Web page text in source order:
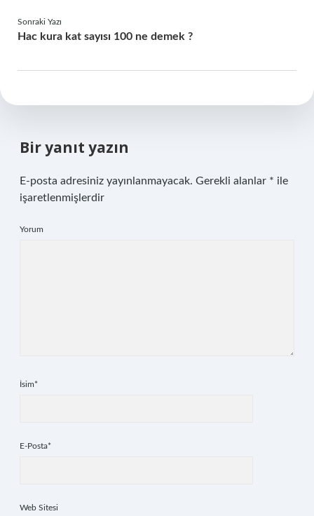
Sonraki Yazı
Hac kura kat sayısı 100 ne demek ?
Bir yanıt yazın
E-posta adresiniz yayınlanmayacak. Gerekli alanlar * ile
işaretlenmişlerdir
Yorum
İsim*
E-Posta*
Web Sitesi